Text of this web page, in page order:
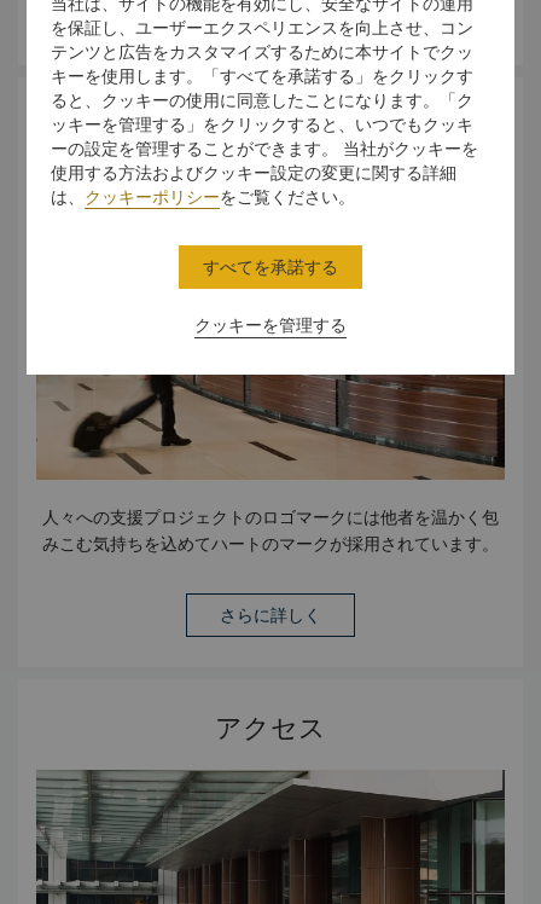
PC一式
都市リゾート」、ワールドダイアリーによる 「2024 年旅行
者の選び賞」、トリップアドバイザーによる 「年度のレジャ
ーホテル」、レッツトラベルによる 「2024 年第 17 回中国
ベストホテル賞 - 最高の親子ホテル」、中国ベストホテル賞
による 「2024 年都市旅行賞 - 年度のレジャーホテル賞」、
トラベルシティによる 「2024 年第 16 回都市旅行者賞 - 最
高の家族向けホテル」、シティトラベラーによる 「2024 年
の都市ホテル」、プラチナツーリストによる 「2024 年最高
「2024 年楽しい旅行賞 - 最高の都市ホテル」、エンジョイ
アブルトラベルによる 「社会的責任 - 家族向けホテル」、U
子ウエディング賞 - 年度人気のウエディングホテル」、柚子
による 「年度の最高のウエディングホテル」、ホテルディス
カバリーによる 「年度の最も人気のあるビュッフェ - ザ・ク
ック」、新民による 「中国フィーストレストラン - 最高の西
「ミシュラン選定レストラン」、ミシュランガイドによる
「2024 年中国のワインリスト」、アジアワイン研究所によ
さらに詳しく
持続可能な開発
人々への支援プロジェクトのロゴマークには他者を温かく包
みこむ気持ちを込めてハートのマークが採用されています。
さらに詳しく
アクセス
を保証し、ユーザーエクスペリエンスを向上させ、コン
テンツと広告をカスタマイズするために本サイトでクッ
キーを使用します。「すべてを承諾する」をクリックす
ると、クッキーの使用に同意したことになります。「ク
ッキーを管理する」をクリックすると、いつでもクッキ
ーの設定を管理することができます。 当社がクッキーを
使用する方法およびクッキー設定の変更に関する詳細
は、 クッキーポリシーをご覧ください。
クッキーを管理する
すべてを承諾する